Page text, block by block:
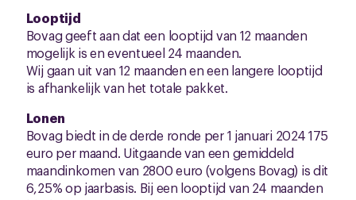
Looptijd
Bovag geeft aan dat een looptijd van 12 maanden
mogelijk is en eventueel 24 maanden.
Wij gaan uit van 12 maanden en een langere looptijd
is afhankelijk van het totale pakket.
Lonen
Bovag biedt in de derde ronde per 1 januari 2024 175
euro per maand. Uitgaande van een gemiddeld
maandinkomen van 2800 euro (volgens Bovag) is dit
6,25% op jaarbasis. Bij een looptijd van 24 maanden